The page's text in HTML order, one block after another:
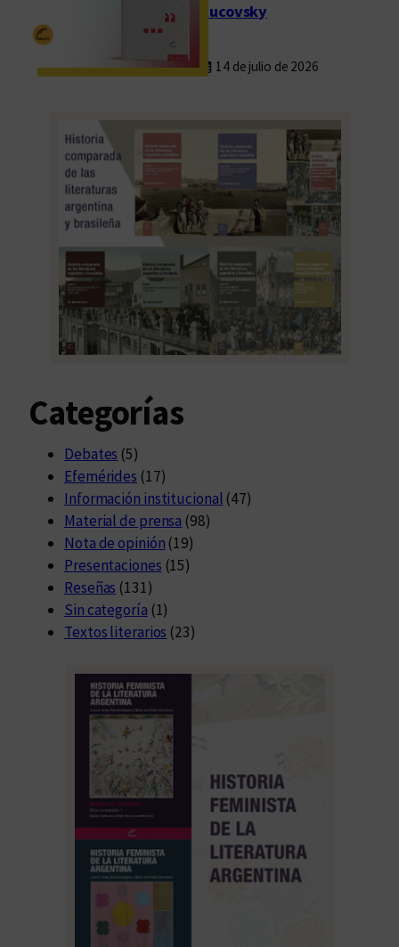
Rucovsky
14 de julio de 2026
Categorías
Debates (5)
Efemérides (17)
Información institucional (47)
Material de prensa (98)
Nota de opinión (19)
Presentaciones (15)
Reseñas (131)
Sin categoría (1)
Textos literarios (23)